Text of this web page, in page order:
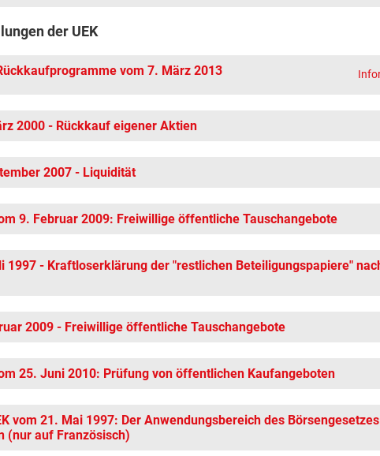
der UEK
vom 7. März 2013
2000 - Rückkauf eigener Aktien
2007 - Liquidität
9. Februar 2009: Freiwillige öffentliche Tauschangebote
1997 - Kraftloserklärung der "restlichen Beteiligungspapiere"
2009 - Freiwillige öffentliche Tauschangebote
25. Juni 2010: Prüfung von öffentlichen Kaufangeboten
vom 21. Mai 1997: Der Anwendungsbereich des
(nur auf Französisch)